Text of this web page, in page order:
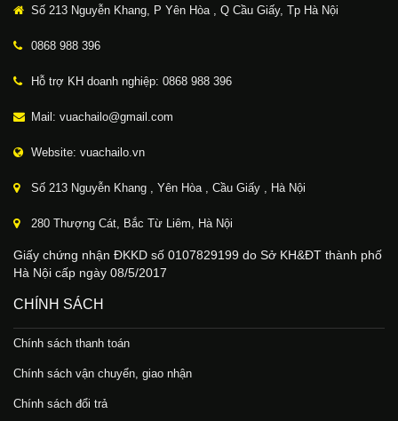
Số 213 Nguyễn Khang, P Yên Hòa , Q Cầu Giấy, Tp Hà Nội
0868 988 396
Hỗ trợ KH doanh nghiệp: 0868 988 396
Mail: vuachailo@gmail.com
Website: vuachailo.vn
Số 213 Nguyễn Khang , Yên Hòa , Cầu Giấy , Hà Nội
280 Thượng Cát, Bắc Từ Liêm, Hà Nội
Giấy chứng nhận ĐKKD số 0107829199 do Sở KH&ĐT thành phố
Hà Nội cấp ngày 08/5/2017
CHÍNH SÁCH
Chính sách thanh toán
Chính sách vận chuyển, giao nhận
Chính sách đổi trả